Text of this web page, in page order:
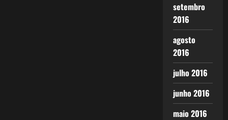
setembro
2016
agosto
2016
julho 2016
junho 2016
maio 2016